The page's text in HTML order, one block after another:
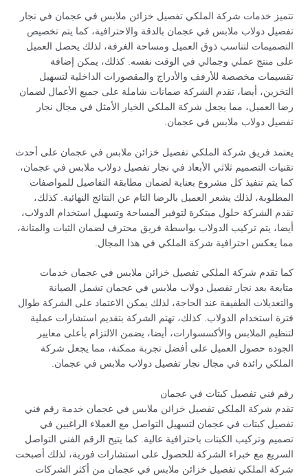
تتميز خدمات شركة الملكي تفصيل خزائن ملابس في عجمان في نجار
تفصيل دولاب ملابس في عجمان بالدقة والاحترافية، كما يتم تخصيص
التصميمات لتناسب ذوق العميل ومساحة الغرفة، لذلك يحصل العميل
على منتج عملي وجمالي في الوقت نفسه. كذلك، يمكن إضافة
تقسيمات مخصصة للأرفف والأدراج والمقصورات الداخلية لتسهيل
التخزين، أيضا، تقدم الشركة ضمانات شاملة على جميع الأعمال لضمان
رضا العميل، مما يجعل شركة الملكي الخيار الأمثل في مجال نجار
تفصيل دولاب ملابس في عجمان.
يعتمد فريق شركة الملكي تفصيل خزائن ملابس في عجمان على أحدث
تقنيات التصميم ثلاثي الأبعاد في نجار تفصيل دولاب ملابس في عجمان،
كما يتم تنفيذ كل مشروع بعناية لضمان مطابقة التفاصيل للمواصفات
المطلوبة، لذلك يشعر العميل بالرضا التام عن النتائج النهائية. كذلك،
تقدم الشركة حلول مبتكرة لتوفير المساحة وتسهيل استخدام الدولاب،
أيضا، يتم تركيب الدولاب بواسطة فريق محترف لضمان الثبات والمتانة،
مما يعكس احترافية شركة الملكي في هذا المجال.
كما تقدم شركة الملكي تفصيل خزائن ملابس في عجمان خدمات
متابعة بعد نجار تفصيل دولاب ملابس في عجمان تشمل الصيانة
والتعديلات الطفيفة عند الحاجة، لذلك يمكن الاعتماد على الشركة طوال
فترة استخدام الدولاب. كذلك، تهتم الشركة بتقديم استشارات عملية
لتنظيم الملابس والأكسسوارات، أيضا، يضمن الالتزام بأعلى معايير
الجودة حصول العميل على أفضل تجربة ممكنة، مما يجعل شركة
الملكي رائدة في مجال نجار تفصيل دولاب ملابس في عجمان.
رقم فني تفصيل كبتات في عجمان
تقدم شركة الملكي تفصيل خزائن ملابس في عجمان خدمة رقم فني
تفصيل كبتات في عجمان لتسهيل التواصل مع العملاء الراغبين في
تصميم وتركيب الكبتات باحترافية عالية. كما يتيح الرقم الفني التواصل
السريع مع خبراء الشركة للحصول على استشارات فورية، لذلك أصبحت
شركة الملكي تفصيل خزائن ملابس في عجمان من أكثر الشركات